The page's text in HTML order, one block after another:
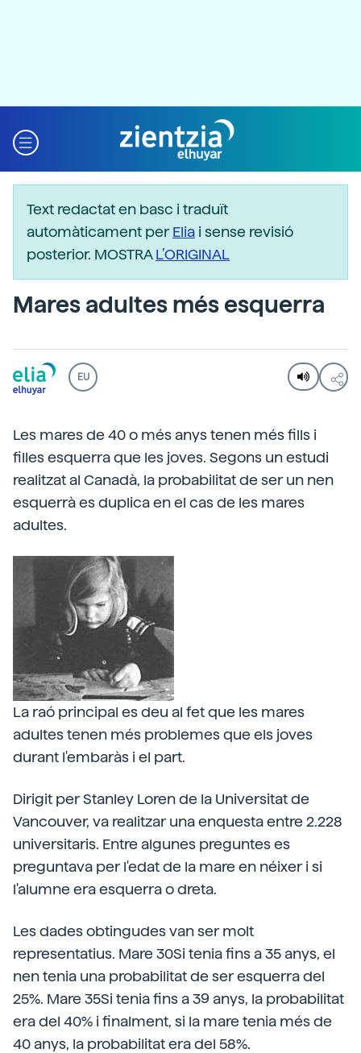
Text redactat en basc i traduït
automàticament perElia i sense revisió
posterior. MOSTRAL’ORIGINAL
Mares adultes més esquerra
EU
Les mares de 40 o més anys tenen més fills i
filles esquerra que les joves. Segons un estudi
realitzat al Canadà, la probabilitat de ser un nen
esquerrà es duplica en el cas de les mares
adultes.
La raó principal es deu al fet que les mares
adultes tenen més problemes que els joves
durant l'embaràs i el part.
Dirigit per Stanley Loren de la Universitat de
Vancouver, va realitzar una enquesta entre 2.228
universitaris. Entre algunes preguntes es
preguntava per l'edat de la mare en néixer i si
l'alumne era esquerra o dreta.
Les dades obtingudes van ser molt
representatius. Mare 30Si tenia fins a 35 anys, el
nen tenia una probabilitat de ser esquerra del
25%. Mare 35Si tenia fins a 39 anys, la probabilitat
era del 40% i finalment, si la mare tenia més de
40 anys, la probabilitat era del 58%.